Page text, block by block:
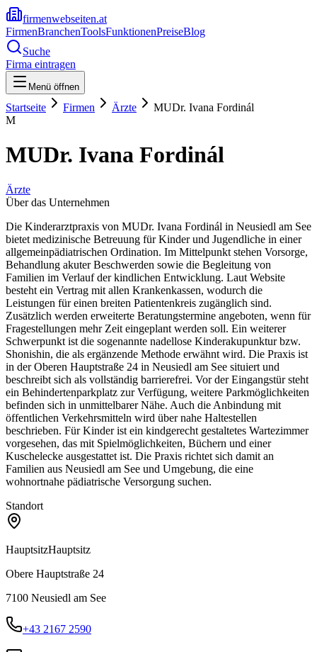
firmenwebseiten.at
FirmenBranchenToolsFunktionenPreiseBlog
Suche
Firma eintragen
Menü öffnen
Startseite Firmen Ärzte
MUDr. Ivana Fordinál
M
MUDr. Ivana Fordinál
Ärzte
Über das Unternehmen
Die Kinderarztpraxis von MUDr. Ivana Fordinál in Neusiedl am See
bietet medizinische Betreuung für Kinder und Jugendliche in einer
allgemeinpädiatrischen Ordination. Im Mittelpunkt stehen Vorsorge,
Behandlung akuter Beschwerden sowie die Begleitung von
Familien im Verlauf der kindlichen Entwicklung. Laut Website
besteht ein Vertrag mit allen Krankenkassen, wodurch die
Leistungen für einen breiten Patientenkreis zugänglich sind.
Zusätzlich werden erweiterte Beratungstermine angeboten, wenn für
Fragestellungen mehr Zeit eingeplant werden soll. Ein weiterer
Schwerpunkt ist die sogenannte nadellose Kinderakupunktur bzw.
Shonishin, die als ergänzende Methode erwähnt wird. Die Praxis ist
in der Oberen Hauptstraße 24 in Neusiedl am See situiert und
beschreibt sich als vollständig barrierefrei. Vor der Eingangstür steht
ein Behindertenparkplatz zur Verfügung, weitere Parkmöglichkeiten
befinden sich in unmittelbarer Nähe. Auch die Anbindung mit
öffentlichen Verkehrsmitteln wird über nahe Haltestellen
beschrieben. Für Kinder ist ein kindgerecht gestaltetes Wartezimmer
vorgesehen, das mit Spielmöglichkeiten, Büchern und einer
Kuschelecke ausgestattet ist. Die Praxis richtet sich damit an
Familien aus Neusiedl am See und Umgebung, die eine
wohnortnahe pädiatrische Versorgung suchen.
Standort
HauptsitzHauptsitz
Obere Hauptstraße 24
7100 Neusiedl am See
+43 2167 2590